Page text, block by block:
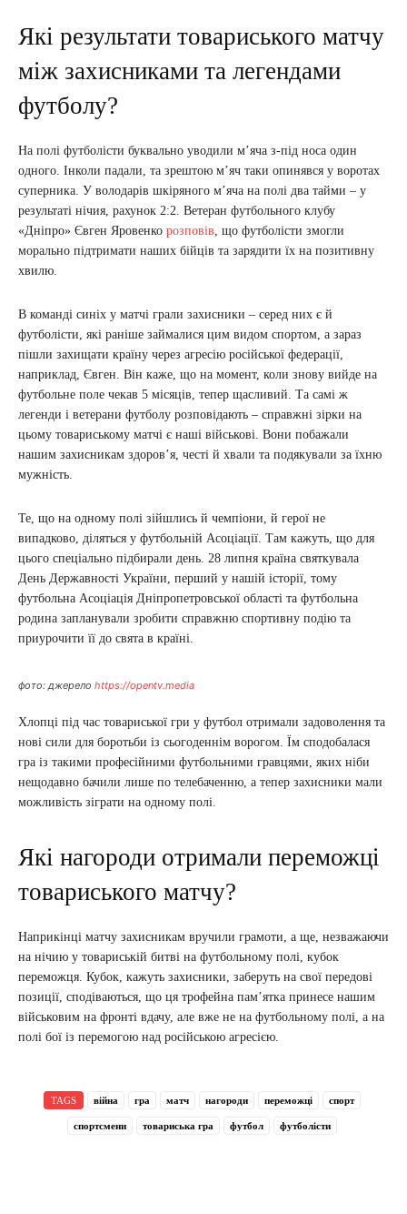
Які результати товариського матчу
між захисниками та легендами
футболу?
На полі футболісти буквально уводили м’яча з-під носа один
одного. Інколи падали, та зрештою м’яч таки опинявся у воротах
суперника. У володарів шкіряного м’яча на полі два тайми – у
результаті нічия, рахунок 2:2. Ветеран футбольного клубу
«Дніпро» Євген Яровенко розповів, що футболісти змогли
морально підтримати наших бійців та зарядити їх на позитивну
хвилю.
В команді синіх у матчі грали захисники – серед них є й
футболісти, які раніше займалися цим видом спортом, а зараз
пішли захищати країну через агресію російської федерації,
наприклад, Євген. Він каже, що на момент, коли знову вийде на
футбольне поле чекав 5 місяців, тепер щасливий. Та самі ж
легенди і ветерани футболу розповідають – справжні зірки на
цьому товариському матчі є наші військові. Вони побажали
нашим захисникам здоров’я, честі й хвали та подякували за їхню
мужність.
Те, що на одному полі зійшлись й чемпіони, й герої не
випадково, діляться у футбольній Асоціації. Там кажуть, що для
цього спеціально підбирали день. 28 липня країна святкувала
День Державності України, перший у нашій історії, тому
футбольна Асоціація Дніпропетровської області та футбольна
родина запланували зробити справжню спортивну подію та
приурочити її до свята в країні.
фото: джерело https://opentv.media
Хлопці під час товариської гри у футбол отримали задоволення та
нові сили для боротьби із сьогоденнім ворогом. Їм сподобалася
гра із такими професійними футбольними гравцями, яких ніби
нещодавно бачили лише по телебаченню, а тепер захисники мали
можливість зіграти на одному полі.
Які нагороди отримали переможці
товариського матчу?
Наприкінці матчу захисникам вручили грамоти, а ще, незважаючи
на нічию у товариській битві на футбольному полі, кубок
переможця. Кубок, кажуть захисники, заберуть на свої передові
позиції, сподіваються, що ця трофейна пам’ятка принесе нашим
військовим на фронті вдачу, але вже не на футбольному полі, а на
полі бої із перемогою над російською агресією.
TAGS війна гра матч нагороди переможці спорт
спортсмени товариська гра футбол футболісти